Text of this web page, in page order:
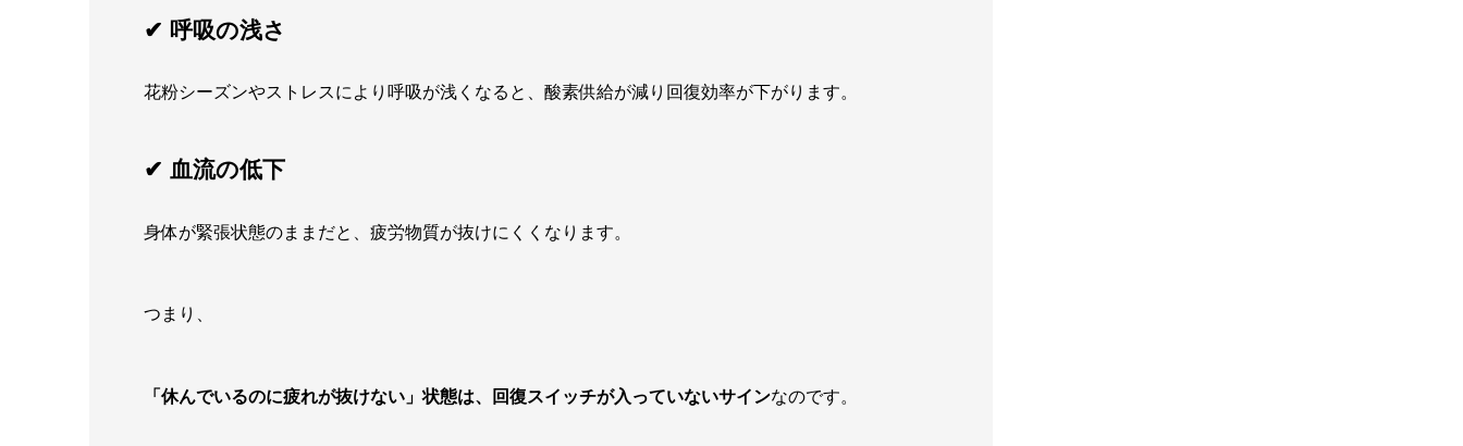
✔ 呼吸の浅さ
花粉シーズンやストレスにより呼吸が浅くなると、酸素供給が減り回復効率が下がります。
✔ 血流の低下
身体が緊張状態のままだと、疲労物質が抜けにくくなります。
つまり、
「休んでいるのに疲れが抜けない」状態は、回復スイッチが入っていないサインなのです。